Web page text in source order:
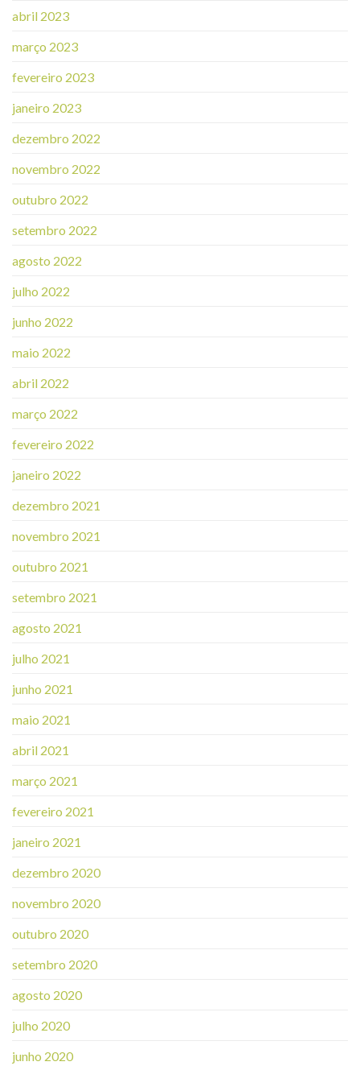
abril 2023
março 2023
fevereiro 2023
janeiro 2023
dezembro 2022
novembro 2022
outubro 2022
setembro 2022
agosto 2022
julho 2022
junho 2022
maio 2022
abril 2022
março 2022
fevereiro 2022
janeiro 2022
dezembro 2021
novembro 2021
outubro 2021
setembro 2021
agosto 2021
julho 2021
junho 2021
maio 2021
abril 2021
março 2021
fevereiro 2021
janeiro 2021
dezembro 2020
novembro 2020
outubro 2020
setembro 2020
agosto 2020
julho 2020
junho 2020